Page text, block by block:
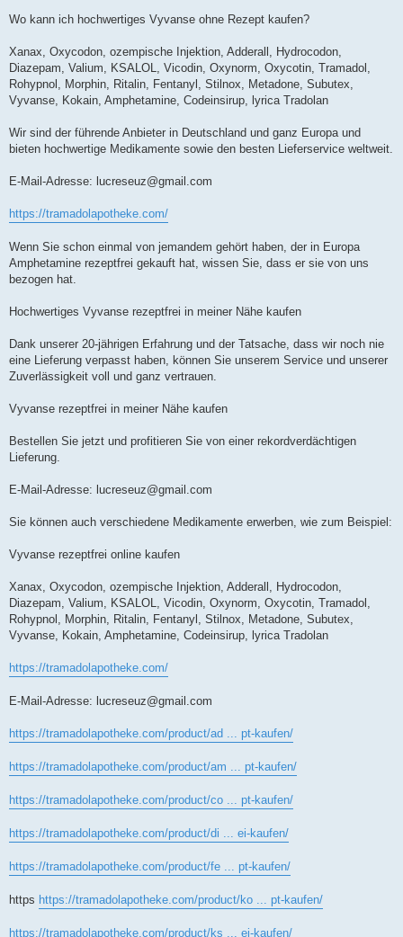
Wo kann ich hochwertiges Vyvanse ohne Rezept kaufen?
Xanax, Oxycodon, ozempische Injektion, Adderall, Hydrocodon,
Diazepam, Valium, KSALOL, Vicodin, Oxynorm, Oxycotin, Tramadol,
Rohypnol, Morphin, Ritalin, Fentanyl, Stilnox, Metadone, Subutex,
Vyvanse, Kokain, Amphetamine, Codeinsirup, lyrica Tradolan
Wir sind der führende Anbieter in Deutschland und ganz Europa und
bieten hochwertige Medikamente sowie den besten Lieferservice weltweit.
E-Mail-Adresse: lucreseuz@gmail.com
https://tramadolapotheke.com/
Wenn Sie schon einmal von jemandem gehört haben, der in Europa
Amphetamine rezeptfrei gekauft hat, wissen Sie, dass er sie von uns
bezogen hat.
Hochwertiges Vyvanse rezeptfrei in meiner Nähe kaufen
Dank unserer 20-jährigen Erfahrung und der Tatsache, dass wir noch nie
eine Lieferung verpasst haben, können Sie unserem Service und unserer
Zuverlässigkeit voll und ganz vertrauen.
Vyvanse rezeptfrei in meiner Nähe kaufen
Bestellen Sie jetzt und profitieren Sie von einer rekordverdächtigen
Lieferung.
E-Mail-Adresse: lucreseuz@gmail.com
Sie können auch verschiedene Medikamente erwerben, wie zum Beispiel:
Vyvanse rezeptfrei online kaufen
Xanax, Oxycodon, ozempische Injektion, Adderall, Hydrocodon,
Diazepam, Valium, KSALOL, Vicodin, Oxynorm, Oxycotin, Tramadol,
Rohypnol, Morphin, Ritalin, Fentanyl, Stilnox, Metadone, Subutex,
Vyvanse, Kokain, Amphetamine, Codeinsirup, lyrica Tradolan
https://tramadolapotheke.com/
E-Mail-Adresse: lucreseuz@gmail.com
https://tramadolapotheke.com/product/ad ... pt-kaufen/
https://tramadolapotheke.com/product/am ... pt-kaufen/
https://tramadolapotheke.com/product/co ... pt-kaufen/
https://tramadolapotheke.com/product/di ... ei-kaufen/
https://tramadolapotheke.com/product/fe ... pt-kaufen/
https https://tramadolapotheke.com/product/ko ... pt-kaufen/
https://tramadolapotheke.com/product/ks ... ei-kaufen/